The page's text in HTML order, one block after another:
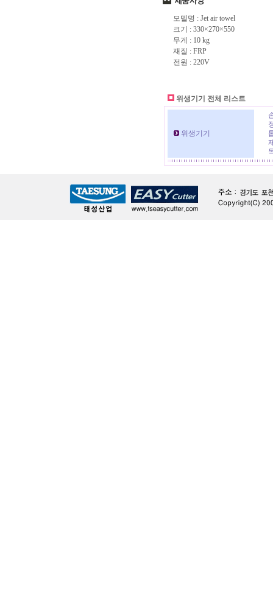
모델명 : Jet air towel
크기 : 330×270×550
무게 : 10 kg
재질 : FRP
전원 : 220V
위생기기 전체 리스트
위생기기